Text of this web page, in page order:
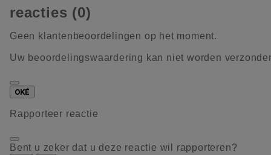
reacties (0)
Geen klantenbeoordelingen op het moment.
Uw beoordelingswaardering kan niet worden
OKÉ
Rapporteer reactie
Bent u zeker dat u deze reactie wil rapporteren?